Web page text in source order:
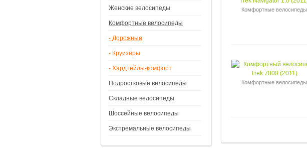
Женские велосипеды
Комфортные велосипеды
- Дорожные
- Круизёры
- Хардтейлы-комфорт
Подростковые велосипеды
Складные велосипеды
Шоссейные велосипеды
Экстремальные велосипеды
Комфортные велосипеды
Комфортные велосипеды